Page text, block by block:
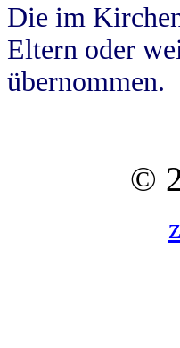
Die im
Eltern oder
übernommen.
©